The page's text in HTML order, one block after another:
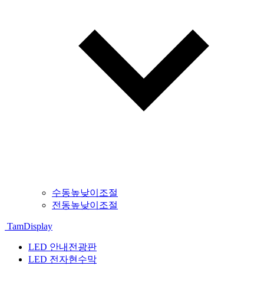
수동높낮이조절
전동높낮이조절
TamDisplay
LED 안내전광판
LED 전자현수막